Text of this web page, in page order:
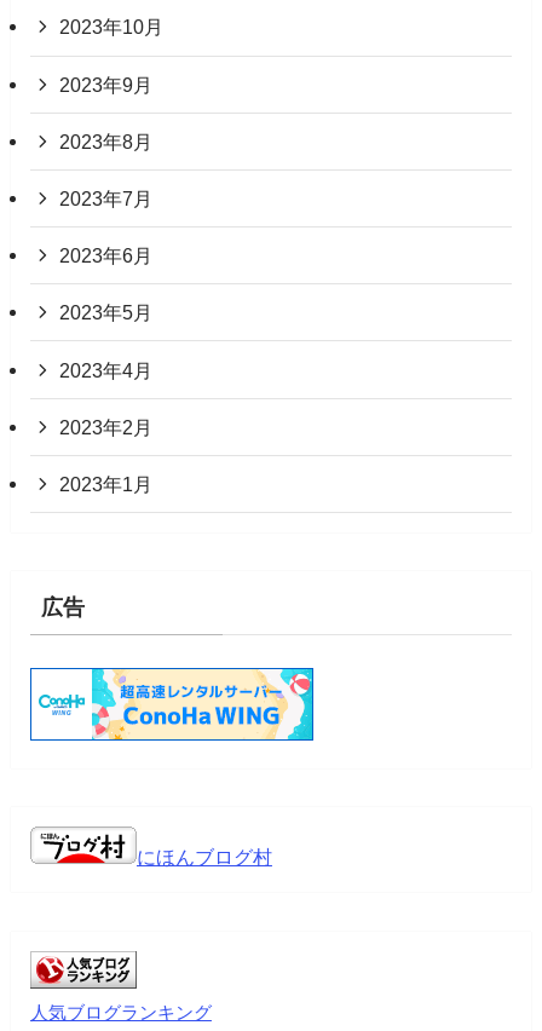
2023年10月
2023年9月
2023年8月
2023年7月
2023年6月
2023年5月
2023年4月
2023年2月
2023年1月
広告
にほんブログ村
人気ブログランキング